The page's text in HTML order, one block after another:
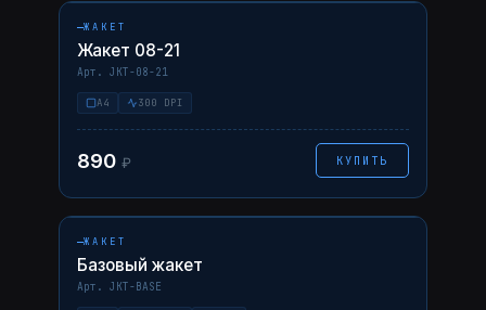
ЖАКЕТ
Жакет 08-21
Арт. JKT-08-21
A4 300 DPI
890 ₽ КУПИТЬ
НАВЕДИТЕ — ФОТО ↗
ЖАКЕТ
Базовый жакет
Арт. JKT-BASE